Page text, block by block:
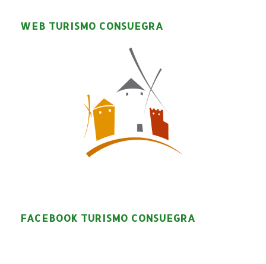
WEB TURISMO CONSUEGRA
FACEBOOK TURISMO CONSUEGRA